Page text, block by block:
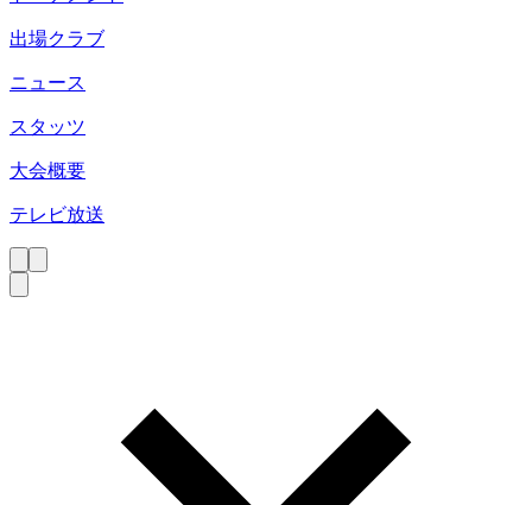
出場クラブ
ニュース
スタッツ
大会概要
テレビ放送